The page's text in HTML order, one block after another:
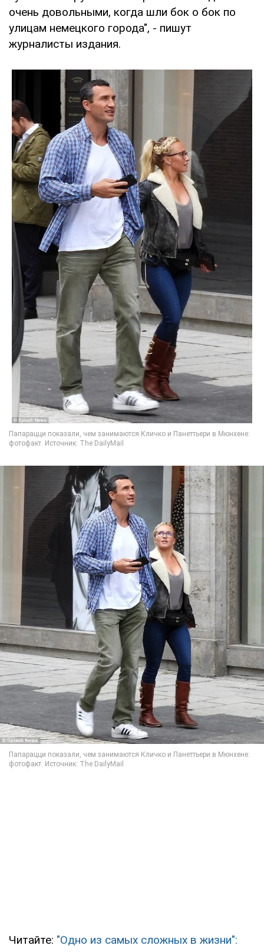
очень довольными, когда шли бок о бок по
улицам немецкого города", - пишут
журналисты издания.
Читайте: "Одно из самых сложных в жизни":